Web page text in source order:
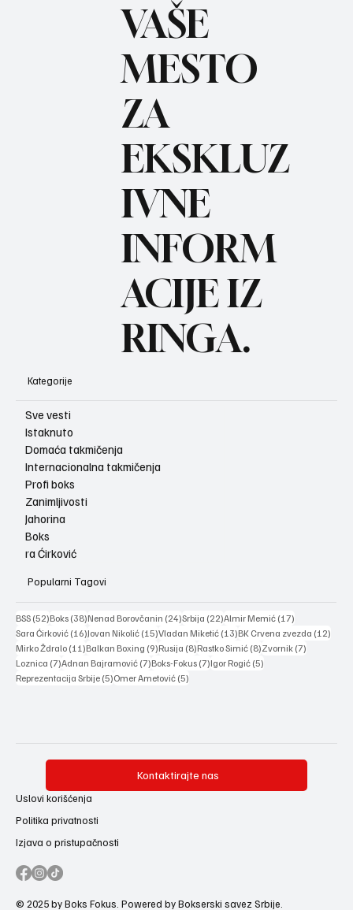
REC
VAŠE
MESTO
ZA
EKSKLUZ
IVNE
INFORM
ACIJE IZ
RINGA.
Kategorije
Sve vesti
Istaknuto
Domaća takmičenja
Internacionalna takmičenja
Profi boks
Zanimljivosti
Jahorina
Boks
ra Ćirković
Popularni Tagovi
BSS (52)52 posts
Boks (38)38 posts
Nenad Borovčanin (24)24 posts
Srbija (22)22 posts
Almir Memić (17)
Sara Ćirković (16)16 posts
Jovan Nikolić (15)15 posts
Vladan Miketić (13)13 posts
BK Crvena zvezda (12)
Mirko Ždralo (11)11 posts
Balkan Boxing (9)9 posts
Rusija (8)8 posts
Rastko Simić (8)8 posts
Zvornik (7)
Loznica (7)7 posts
Adnan Bajramović (7)7 posts
Boks-Fokus (7)7 posts
Igor Rogić (5)
Reprezentacija Srbije (5)5 posts
Omer Ametović (5)
Kontaktirajte nas
Uslovi korišćenja
Politika privatnosti
Izjava o pristupačnosti
© 2025 by Boks Fokus. Powered by Bokserski savez Srbije.